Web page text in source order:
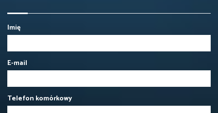
Imię
E-mail
Telefon komórkowy